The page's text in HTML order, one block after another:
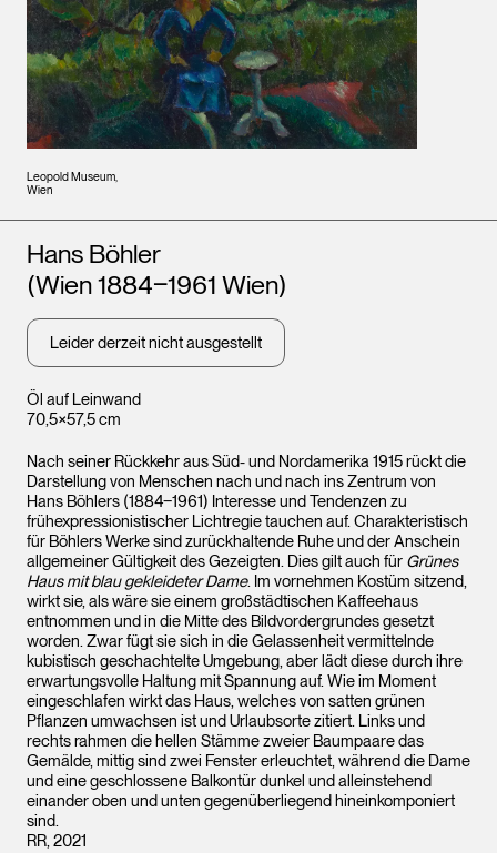
Leopold Museum,
Wien
Öl auf Leinwand
70,5×57,5 cm
Künstler*innen
Hans Böhler
(Wien 1884‒1961 Wien)
Leider derzeit nicht ausgestellt
Nach seiner Rückkehr aus Süd- und Nordamerika 1915 rückt die
Darstellung von Menschen nach und nach ins Zentrum von
Hans Böhlers (1884‒1961) Interesse und Tendenzen zu
frühexpressionistischer Lichtregie tauchen auf. Charakteristisch
für Böhlers Werke sind zurückhaltende Ruhe und der Anschein
allgemeiner Gültigkeit des Gezeigten. Dies gilt auch für Grünes
Haus mit blau gekleideter Dame. Im vornehmen Kostüm sitzend,
wirkt sie, als wäre sie einem großstädtischen Kaffeehaus
entnommen und in die Mitte des Bildvordergrundes gesetzt
worden. Zwar fügt sie sich in die Gelassenheit vermittelnde
kubistisch geschachtelte Umgebung, aber lädt diese durch ihre
erwartungsvolle Haltung mit Spannung auf. Wie im Moment
eingeschlafen wirkt das Haus, welches von satten grünen
Pflanzen umwachsen ist und Urlaubsorte zitiert. Links und
rechts rahmen die hellen Stämme zweier Baumpaare das
Gemälde, mittig sind zwei Fenster erleuchtet, während die Dame
und eine geschlossene Balkontür dunkel und alleinstehend
einander oben und unten gegenüberliegend hineinkomponiert
sind.
RR, 2021